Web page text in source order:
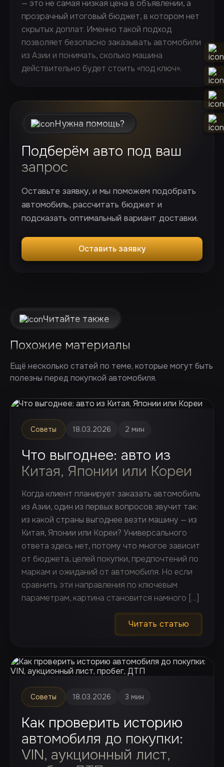
— это не самая низкая цена в объявлении, а
прозрачный итоговый бюджет, в котором нет
скрытых доплат. Именно такой подход
позволяет безопасно заказывать автомобили
из Азии и понимать, сколько машина
действительно будет стоить «под ключ».
Нужна помощь?
Подберём авто под ваш
запрос
Оставьте заявку, и мы поможем подобрать
автомобиль, рассчитать бюджет и
подсказать оптимальный вариант доставки.
Оставить заявку
Читайте также
Похожие материалы
Ещё несколько статей по теме, которые могут быть
полезны перед покупкой автомобиля.
Советы 18.03.2026 2 мин
Что выгоднее: авто из
Китая, Японии или Кореи
Когда клиент планирует заказать автомобиль
из Азии, один из первых вопросов звучит так:
из какой страны выгоднее везти машину — из
Китая, Японии или Кореи? Универсального
ответа здесь нет, потому что многое зависит
от бюджета, целей покупки, предпочтений по
маркам и ожиданий от автомобиля. Но если
сравнить эти направления по ключевым
параметрам, картина становится намного […]
Читать статью
Советы 18.03.2026 3 мин
Как проверить историю
автомобиля до покупки:
VIN, аукционный лист,